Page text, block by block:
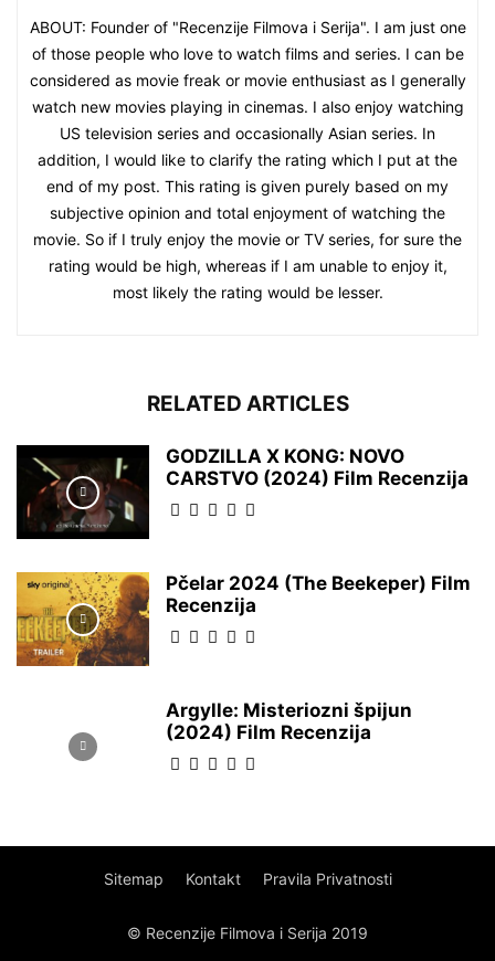
ABOUT: Founder of "Recenzije Filmova i Serija". I am just one
of those people who love to watch films and series. I can be
considered as movie freak or movie enthusiast as I generally
watch new movies playing in cinemas. I also enjoy watching
US television series and occasionally Asian series. In
addition, I would like to clarify the rating which I put at the
end of my post. This rating is given purely based on my
subjective opinion and total enjoyment of watching the
movie. So if I truly enjoy the movie or TV series, for sure the
rating would be high, whereas if I am unable to enjoy it,
most likely the rating would be lesser.
RELATED ARTICLES
GODZILLA X KONG: NOVO
CARSTVO (2024) Film Recenzija
Pčelar 2024 (The Beekeper) Film
Recenzija
Argylle: Misteriozni špijun
(2024) Film Recenzija
Sitemap Kontakt Pravila Privatnosti
© Recenzije Filmova i Serija 2019